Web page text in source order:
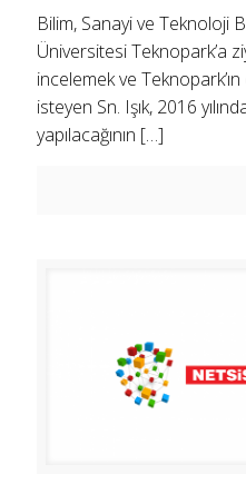
Bilim, Sanayi ve Teknoloji
Üniversitesi Teknopark’a
incelemek ve
isteyen Sn. Işık, 2016
yapılacağının […]